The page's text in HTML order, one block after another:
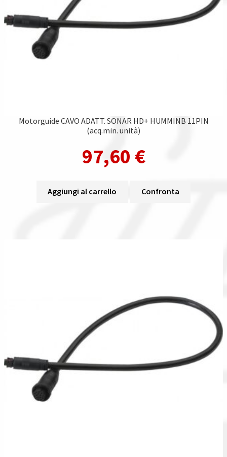
Motorguide CAVO ADATT. SONAR HD+ HUMMINB 11PIN
(acq.min. unità)
97,60 €
Aggiungi al carrello Confronta